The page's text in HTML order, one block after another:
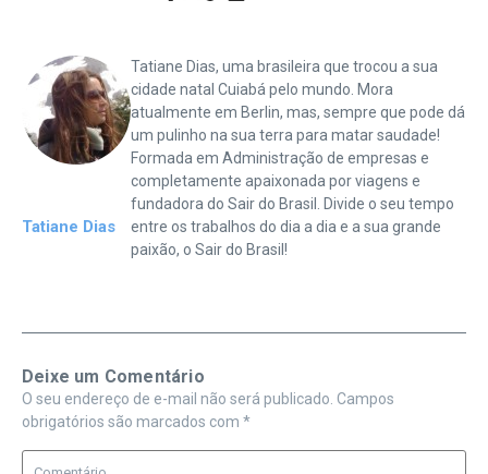
Tatiane Dias
Tatiane Dias, uma brasileira que trocou a sua
cidade natal Cuiabá pelo mundo. Mora
atualmente em Berlin, mas, sempre que pode dá
um pulinho na sua terra para matar saudade!
Formada em Administração de empresas e
completamente apaixonada por viagens e
fundadora do Sair do Brasil. Divide o seu tempo
entre os trabalhos do dia a dia e a sua grande
paixão, o Sair do Brasil!
Deixe um Comentário
O seu endereço de e-mail não será publicado. Campos
obrigatórios são marcados com *